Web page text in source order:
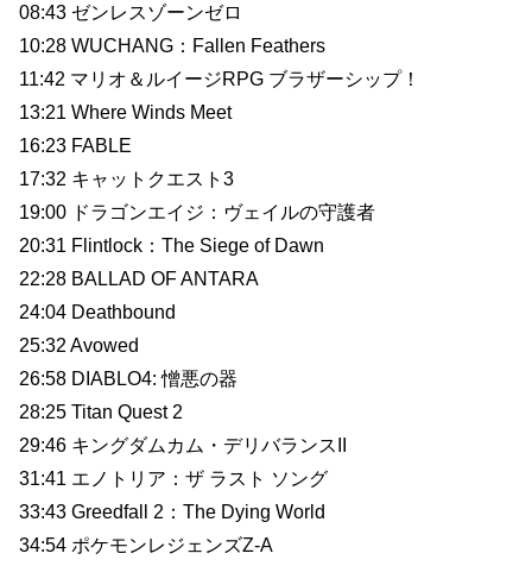
08:43 ゼンレスゾーンゼロ
10:28 WUCHANG：Fallen Feathers
11:42 マリオ＆ルイージRPG ブラザーシップ！
13:21 Where Winds Meet
16:23 FABLE
17:32 キャットクエスト3
19:00 ドラゴンエイジ：ヴェイルの守護者
20:31 Flintlock：The Siege of Dawn
22:28 BALLAD OF ANTARA
24:04 Deathbound
25:32 Avowed
26:58 DIABLO4: 憎悪の​器
28:25 Titan Quest 2
29:46 キングダムカム・デリバランスII
31:41 エノトリア：ザ ラスト ソング
33:43 Greedfall 2：The Dying World
34:54 ポケモンレジェンズZ-A